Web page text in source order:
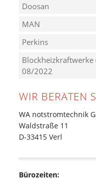
Doosan
MAN
Perkins
08/2022
WIR BERATEN
WA notstromtechnik
Waldstraße 11
D-33415 Verl
Bürozeiten: